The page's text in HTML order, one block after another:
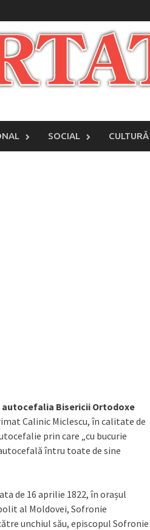
SOCIAL CULTURĂ
Bisericii Ortodoxe
Calinic Miclescu, în calitate de
prin care „cu bucurie
întru toate de sine
de 16 aprilie 1822, în orașul
al Moldovei, Sofronie
unchiul său, episcopul Sofronie